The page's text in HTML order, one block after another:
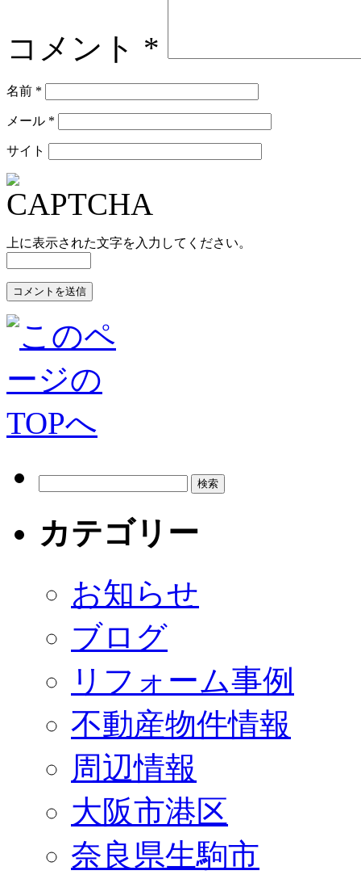
コメント *
名前 *
メール *
サイト
上に表示された文字を入力してください。
カテゴリー
お知らせ
ブログ
リフォーム事例
不動産物件情報
周辺情報
大阪市港区
奈良県生駒市